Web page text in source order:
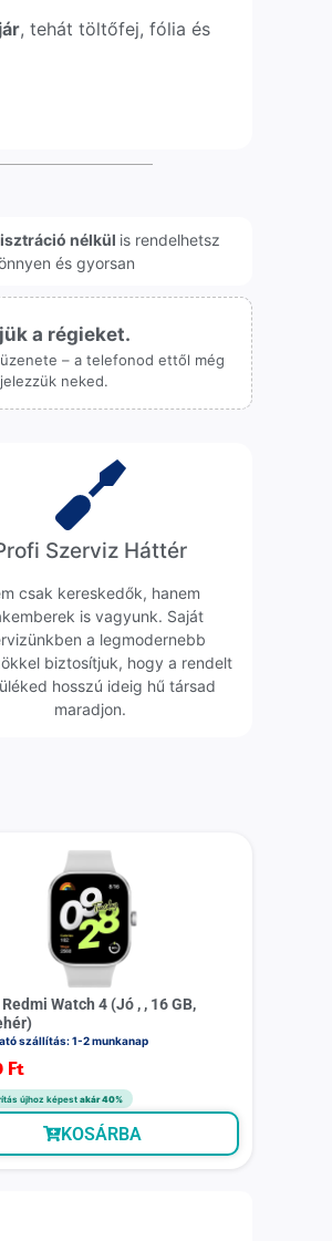
, tehát töltőfej, fólia és
nélkül is rendelhetsz
és gyorsan
a régieket.
– a telefonod ettől még
neked.
Szerviz Háttér
csak kereskedők, hanem
is vagyunk. Saját
a legmodernebb
biztosítjuk, hogy a rendelt
hosszú ideig hű társad
maradjon.
Watch 4 (Jó , , 16 GB,
szállítás: 1-2 munkanap
Ft
újhoz képestakár 40%
KOSÁRBA